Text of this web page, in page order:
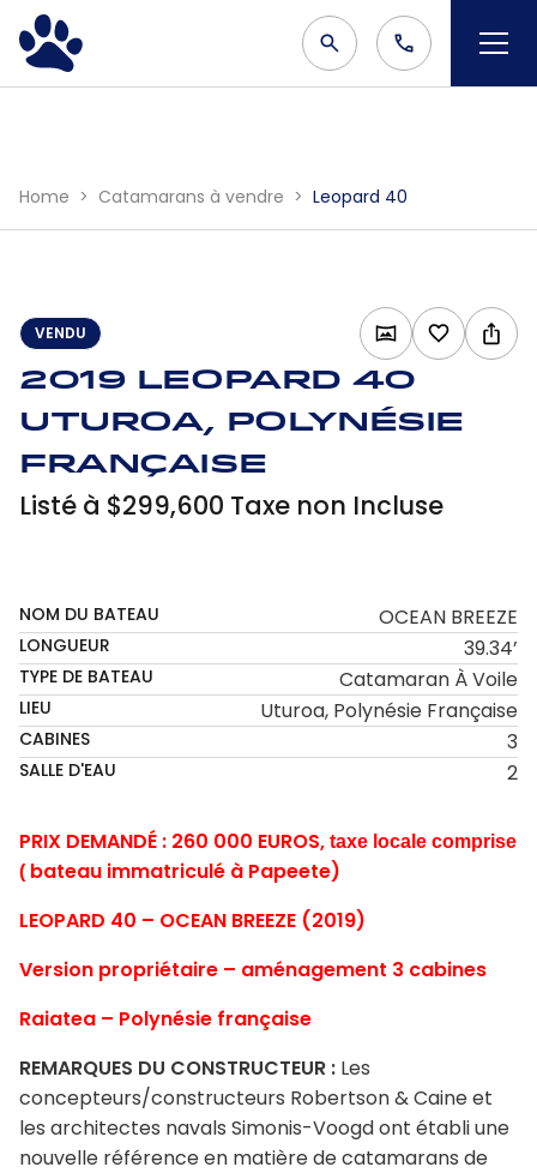
Home Catamarans à vendre Leopard 40
VENDU
2019 Leopard 40
Uturoa, Polynésie
française
Listé à $299,600 Taxe non Incluse
NOM DU BATEAU OCEAN BREEZE
LONGUEUR 39.34’
TYPE DE BATEAU Catamaran À Voile
LIEU Uturoa, Polynésie Française
CABINES 3
SALLE D'EAU 2
PRIX DEMANDÉ : 260 000 EUROS, taxe locale comprise
( bateau immatriculé à Papeete)
LEOPARD 40 – OCEAN BREEZE (2019)
Version propriétaire – aménagement 3 cabines
Raiatea – Polynésie française
REMARQUES DU CONSTRUCTEUR : Les
concepteurs/constructeurs Robertson & Caine et
les architectes navals Simonis-Voogd ont établi une
nouvelle référence en matière de catamarans de